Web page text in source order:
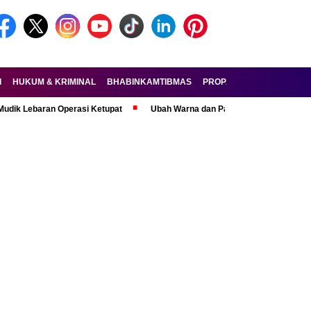
HUKUM & KRIMINAL BHABINKAMTIBMAS PROPAM
Operasi Ketupat Ubah Warna dan Pasang Pelat Palsu, Pelaku